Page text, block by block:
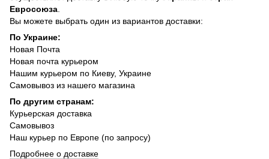
Евросоюза
Вы можете выбрать один из вариантов доставки:
По Украине:
Новая Почта
Новая почта курьером
Нашим курьером по Киеву, Украине
Самовывоз из нашего магазина
По другим странам:
Курьерская доставка
Самовывоз
Наш курьер по Европе (по запросу)
Подробнее о доставке